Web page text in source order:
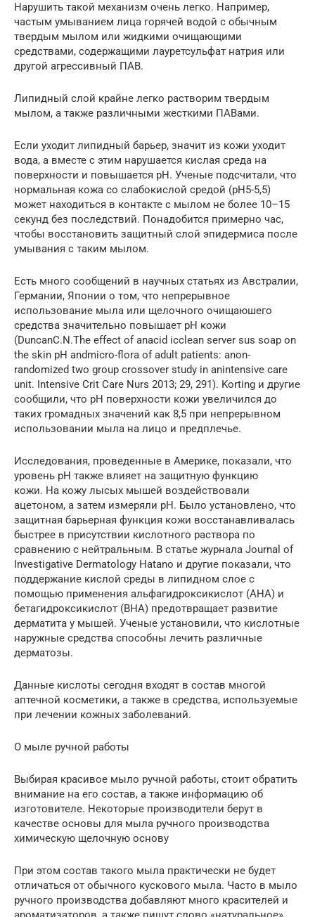
Нарушить такой механизм очень легко. Например,
частым умыванием лица горячей водой с обычным
твердым мылом или жидкими очищающими
средствами, содержащими лауретсульфат натрия или
другой агрессивный ПАВ.
Липидный слой крайне легко растворим твердым
мылом, а также различными жесткими ПАВами.
Если уходит липидный барьер, значит из кожи уходит
вода, а вместе с этим нарушается кислая среда на
поверхности и повышается pH. Ученые подсчитали, что
нормальная кожа со слабокислой средой (pH5-5,5)
может находиться в контакте с мылом не более 10–15
секунд без последствий. Понадобится примерно час,
чтобы восстановить защитный слой эпидермиса после
умывания с таким мылом.
Есть много сообщений в научных статьях из Австралии,
Германии, Японии о том, что непрерывное
использование мыла или щелочного очищаюшего
средства значительно повышает рН кожи
(DuncanC.N.The effect of anacid icclean server sus soap on
the skin pH andmicro-flora of adult patients: anon-
randomized two group crossover study in anintensive care
unit. Intensive Crit Care Nurs 2013; 29, 291). Korting и другие
сообщили, что рН поверхности кожи увеличился до
таких громадных значений как 8,5 при непрерывном
использовании мыла на лицо и предплечье.
Исследования, проведенные в Америке, показали, что
уровень pH также влияет на защитную функцию
кожи. На кожу лысых мышей воздействовали
ацетоном, а затем измеряли pH. Было установлено, что
защитная барьерная функция кожи восстанавливалась
быстрее в присутствии кислотного раствора по
сравнению с нейтральным. В статье журнала Journal of
Investigative Dermatology Hatano и другие показали, что
поддержание кислой среды в липидном слое с
помощью применения альфагидроксикислот (AHA) и
бетагидроксикислот (BHA) предотвращает развитие
дерматита у мышей. Ученые установили, что кислотные
наружные средства способны лечить различные
дерматозы.
Данные кислоты сегодня входят в состав многой
аптечной косметики, а также в средства, используемые
при лечении кожных заболеваний.
О мыле ручной работы
Выбирая красивое мыло ручной работы, стоит обратить
внимание на его состав, а также информацию об
изготовителе. Некоторые производители берут в
качестве основы для мыла ручного производства
химическую щелочную основу
При этом состав такого мыла практически не будет
отличаться от обычного кускового мыла. Часто в мыло
ручного производства добавляют много красителей и